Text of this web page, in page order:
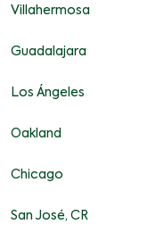
Villahermosa
Guadalajara
Los Ángeles
Oakland
Chicago
San José, CR